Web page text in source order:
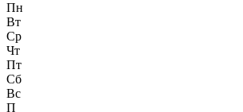
Пн
Вт
Ср
Чт
Пт
Сб
Вс
П